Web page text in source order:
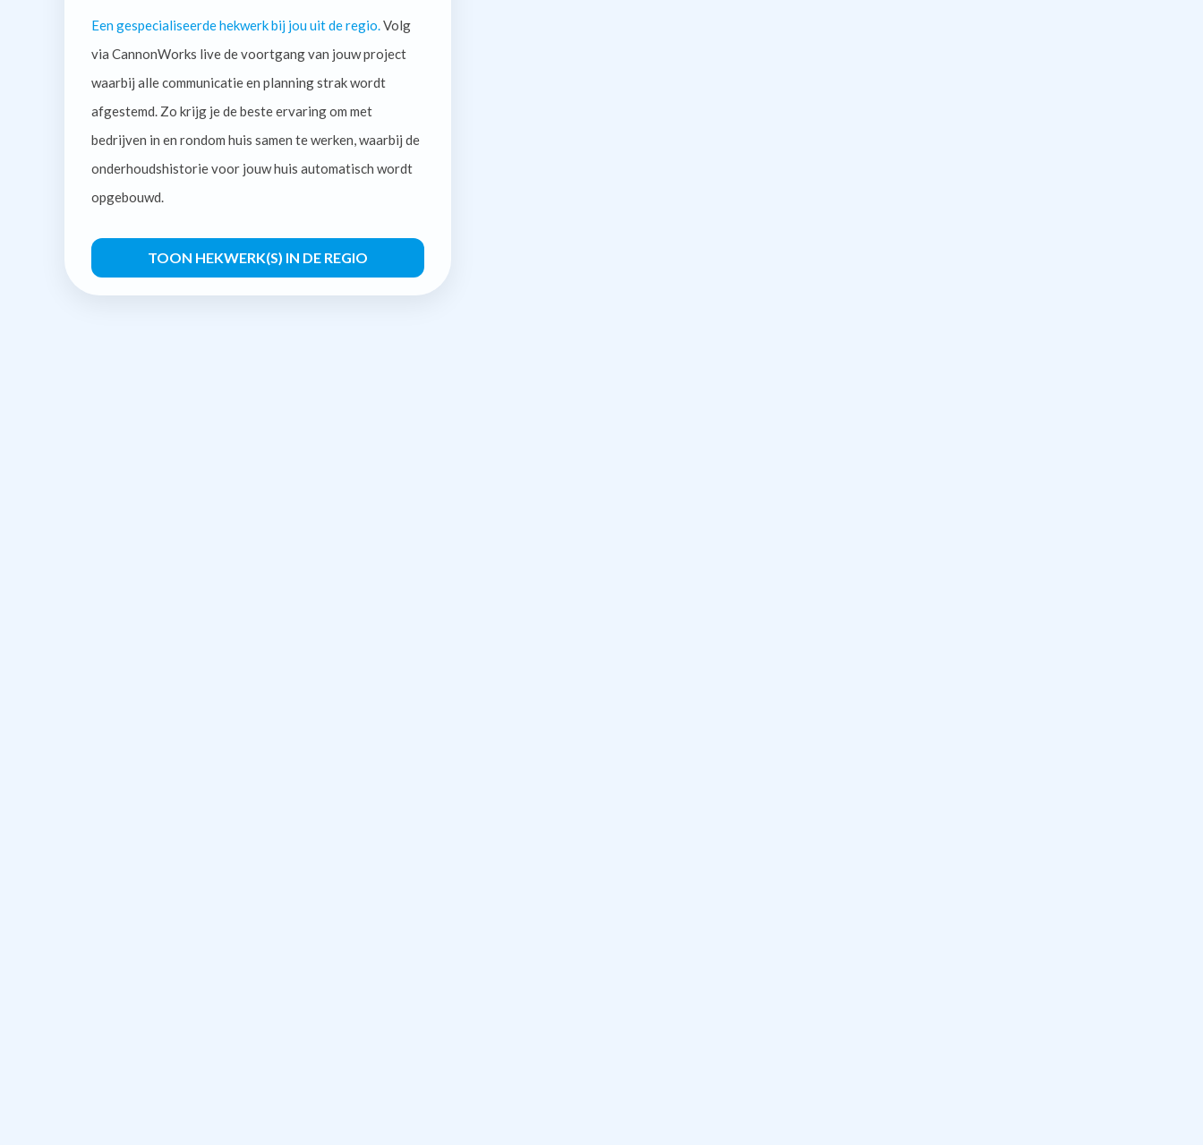
Een gespecialiseerde hekwerk bij jou uit de regio. Volg
via CannonWorks live de voortgang van jouw project
waarbij alle communicatie en planning strak wordt
afgestemd. Zo krijg je de beste ervaring om met
bedrijven in en rondom huis samen te werken, waarbij de
onderhoudshistorie voor jouw huis automatisch wordt
opgebouwd.
TOON HEKWERK(S) IN DE REGIO